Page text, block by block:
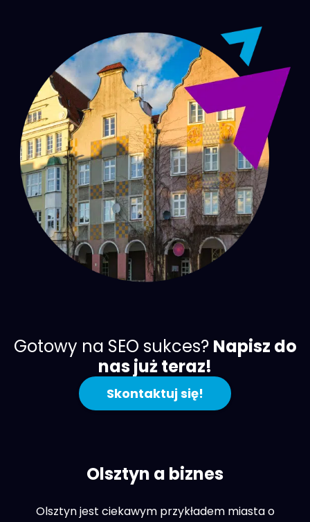
Gotowy na SEO sukces? Napisz do
nas już teraz!
Skontaktuj się!
Olsztyn a biznes
Olsztyn jest ciekawym przykładem miasta o